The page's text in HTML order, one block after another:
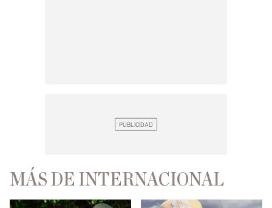
MÁS DE INTERNACIONAL